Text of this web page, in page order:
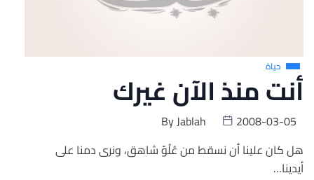
حياة
أنت منذ الآن غيرك
ByJablah
2008-03-05
هل كان علينا أن نسقط من عُلُوّ شاهق، ونرى دمنا على
أيدينا…